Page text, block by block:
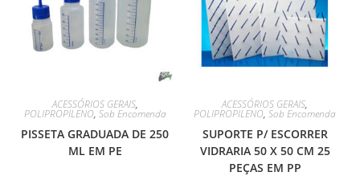
ACESSÓRIOS GERAIS,
POLIPROPILENO, Sob Encomenda
PISSETA GRADUADA DE 250
ML EM PE
ACESSÓRIOS GERAIS,
POLIPROPILENO,Sob Encomenda
SUPORTE P/ ESCORRER
VIDRARIA 50 X 50 CM 25
PEÇAS EM PP